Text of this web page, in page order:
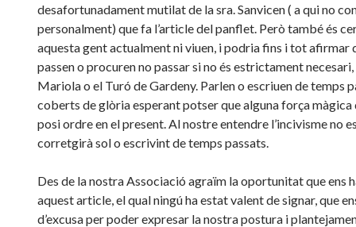
desafortunadament mutilat de la sra. Sanvicen ( a qui no
personalment) que fa l’article del panflet. Però també és
aquesta gent actualment ni viuen, i podria fins i tot afirmar
passen o procuren no passar si no és estrictament
Mariola o el Turó de Gardeny. Parlen o escriuen de temps
coberts de glòria esperant potser que alguna força màgica
posi ordre en el present. Al nostre entendre l’incivisme no
corretgirà sol o escrivint de temps passats.
Des de la nostra Associació agraïm la oportunitat que ens
aquest article, el qual ningú ha estat valent de signar, que
d’excusa per poder expresar la nostra postura i